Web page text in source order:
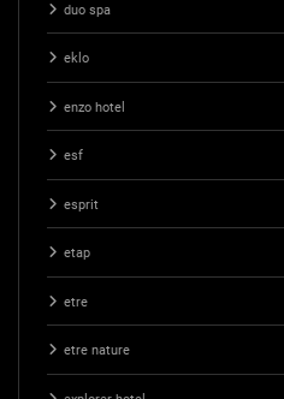
duo spa
eklo
enzo hotel
esf
esprit
etap
etre
etre nature